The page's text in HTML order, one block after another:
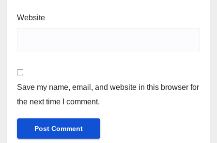
Website
Save my name, email, and website in this browser for
the next time I comment.